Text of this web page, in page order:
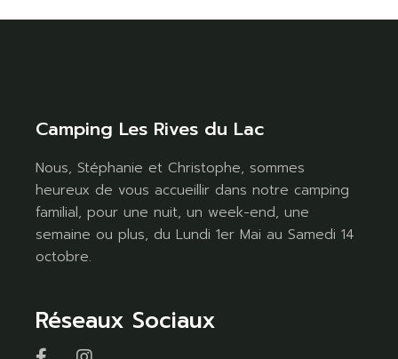
Camping Les Rives du Lac
Nous, Stéphanie et Christophe, sommes
heureux de vous accueillir dans notre camping
familial, pour une nuit, un week-end, une
semaine ou plus, du Lundi 1er Mai au Samedi 14
octobre.
Réseaux Sociaux